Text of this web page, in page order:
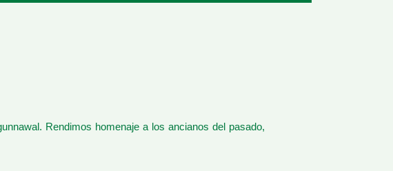
Rendimos homenaje a los ancianos del pasado,